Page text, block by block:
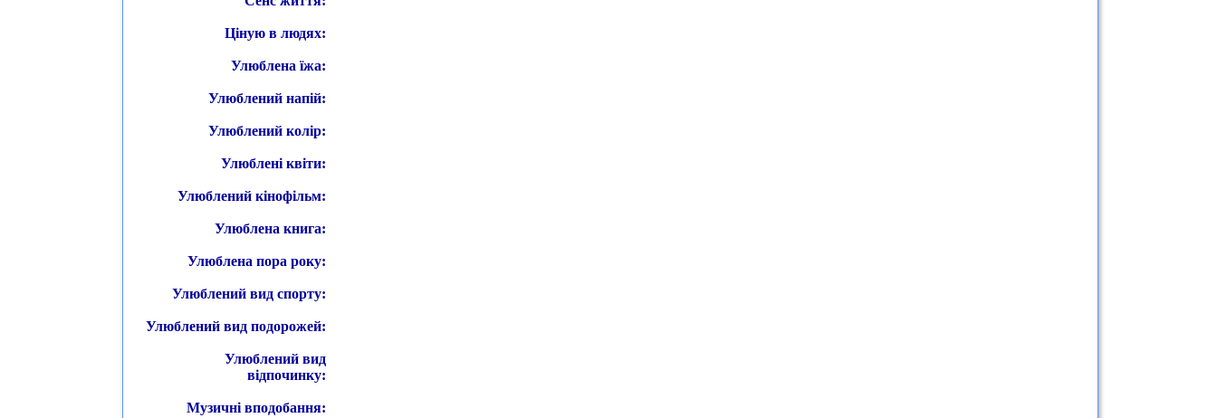
Ціную в людях:
Улюблена їжа:
Улюблений напій:
Улюблений колір:
Улюблені квіти:
Улюблений кінофільм:
Улюблена книга:
Улюблена пора року:
Улюблений вид спорту:
Улюблений вид подорожей:
Улюблений вид
відпочинку:
Музичні вподобання: